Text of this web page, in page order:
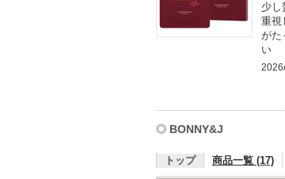
少し
重視
がた
い
BONNY&J
トップ 商品一覧 (17)